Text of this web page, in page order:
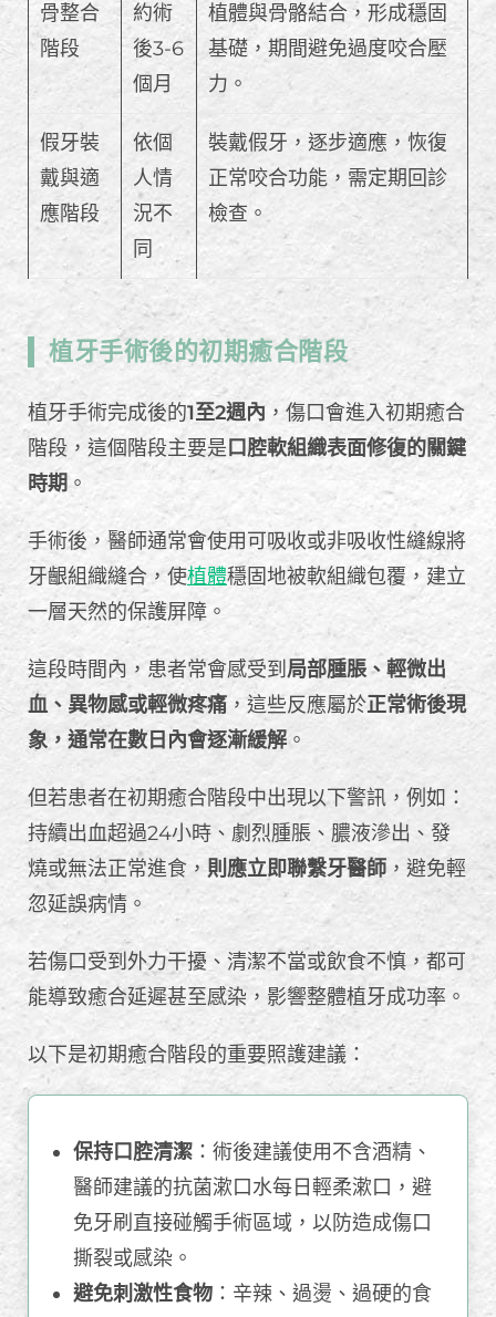
骨整合
階段
約術
後3-6
個月
植體與骨骼結合，形成穩固
基礎，期間避免過度咬合壓
力。
假牙裝
戴與適
應階段
依個
人情
況不
同
裝戴假牙，逐步適應，恢復
正常咬合功能，需定期回診
檢查。
植牙手術後的初期癒合階段
植牙手術完成後的1至2週內 ，傷口會進入初期癒合
階段，這個階段主要是口腔軟組織表面修復的關鍵
時期。
手術後，醫師通常會使用可吸收或非吸收性縫線將
牙齦組織縫合，使植體穩固地被軟組織包覆，建立
一層天然的保護屏障。
這段時間內，患者常會感受到局部腫脹、輕微出
血、異物感或輕微疼痛 ，這些反應屬於正常術後現
象，通常在數日內會逐漸緩解。
但若患者在初期癒合階段中出現以下警訊，例如：
持續出血超過24小時、劇烈腫脹、膿液滲出、發
燒或無法正常進食， 則應立即聯繫牙醫師 ，避免輕
忽延誤病情。
若傷口受到外力干擾、清潔不當或飲食不慎，都可
能導致癒合延遲甚至感染，影響整體植牙成功率。
以下是初期癒合階段的重要照護建議：
保持口腔清潔 ：術後建議使用不含酒精、
醫師建議的抗菌漱口水每日輕柔漱口，避
免牙刷直接碰觸手術區域，以防造成傷口
撕裂或感染。
避免刺激性食物 ：辛辣、過燙、過硬的食